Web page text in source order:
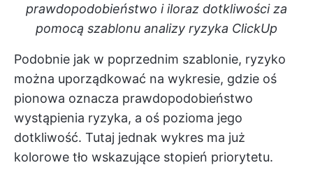
prawdopodobieństwo i iloraz dotkliwości za
pomocą szablonu analizy ryzyka ClickUp
Podobnie jak w poprzednim szablonie, ryzyko
można uporządkować na wykresie, gdzie oś
pionowa oznacza prawdopodobieństwo
wystąpienia ryzyka, a oś pozioma jego
dotkliwość. Tutaj jednak wykres ma już
kolorowe tło wskazujące stopień priorytetu.